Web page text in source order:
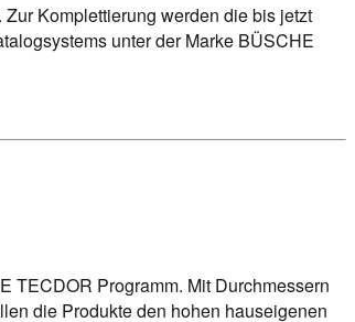
Komplettierung werden die bis jetzt
unter der Marke BÜSCHE
TECDOR Programm. Mit Durchmessern
die Produkte den hohen hauseigenen